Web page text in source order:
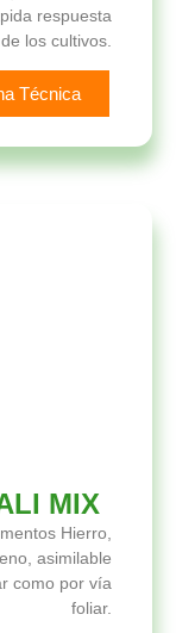
respuesta
de los cultivos.
Técnica
MIX
Hierro,
asimilable
como por vía
foliar.